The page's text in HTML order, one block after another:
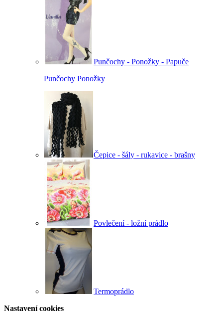
Punčochy - Ponožky - Papuče
Punčochy Ponožky
Čepice - šály - rukavice - brašny
Povlečení - ložní prádlo
Termoprádlo
Nastavení cookies